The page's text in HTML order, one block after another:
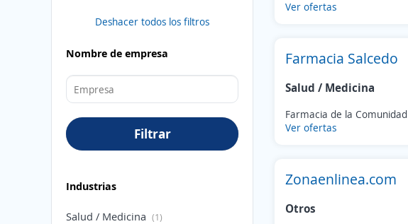
Deshacer todos los filtros
Nombre de empresa
Filtrar
Industrias
Salud / Medicina (1)
Ver ofertas
Farmacia Salcedo
Salud / Medicina
Farmacia de la Comunidad
Ver ofertas
Zonaenlinea.com
Otros